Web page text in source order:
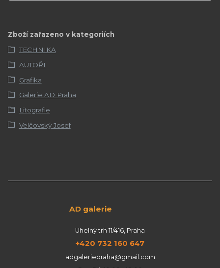
Zboží zařazeno v kategoriích
TECHNIKA
AUTOŘI
Grafika
Galerie AD Praha
Litografie
Velčovský Josef
AD galerie
Uhelný trh 11/416, Praha
+420 732 160 647
adgaleriepraha@gmail.com